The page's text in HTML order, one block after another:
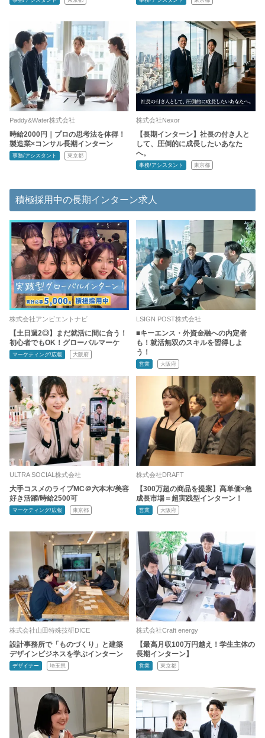
Paddy&Water株式会社
時給2000円｜プロの思考法を体得！
製造業×コンサル長期インターン
事務/アシスタント 東京都
株式会社Nexor
【長期インターン】社長の付き人と
して、圧倒的に成長したいあなた
へ。
事務/アシスタント 東京都
積極採用中の長期インターン求人
株式会社アンビエントナビ
【土日週2◎】まだ就活に間に合う！
初心者でもOK！グローバルマーケ
マーケティング/広報 大阪府
LSIGN POST株式会社
■キーエンス・外資金融への内定者
も！就活無双のスキルを習得しよ
う！
営業 大阪府
ULTRA SOCIAL株式会社
大手コスメのライブMC＠六本木/美容
好き活躍/時給2500可
マーケティング/広報 東京都
株式会社DRAFT
【300万超の商品を提案】高単価×急
成長市場＝超実践型インターン！
営業 大阪府
株式会社山田特殊技研DICE
設計事務所で「ものづくり」と建築
デザインビジネスを学ぶインターン
デザイナー 埼玉県
株式会社Craft energy
【最高月収100万円越え！学生主体の
長期インターン】
営業 東京都